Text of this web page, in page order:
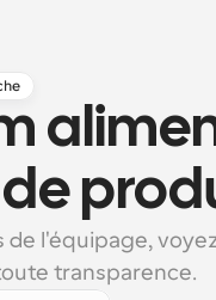
de l'équipage,
transparence.